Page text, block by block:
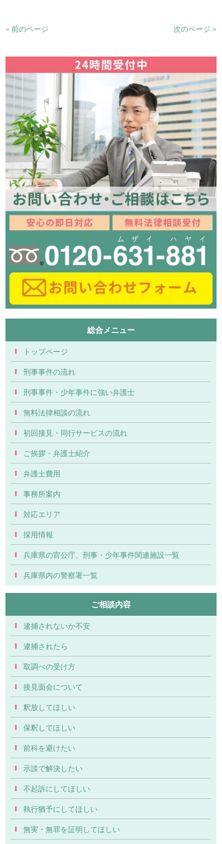
« 前のページ 次のページ »
総合メニュー
トップページ
刑事事件の流れ
刑事事件・少年事件に強い弁護士
無料法律相談の流れ
初回接見・同行サービスの流れ
ご挨拶・弁護士紹介
弁護士費用
事務所案内
対応エリア
採用情報
兵庫県の官公庁、刑事・少年事件関連施設一覧
兵庫県内の警察署一覧
ご相談内容
逮捕されないか不安
逮捕されたら
取調べの受け方
接見面会について
釈放してほしい
保釈してほしい
前科を避けたい
示談で解決したい
不起訴にしてほしい
執行猶予にしてほしい
無実・無罪を証明してほしい